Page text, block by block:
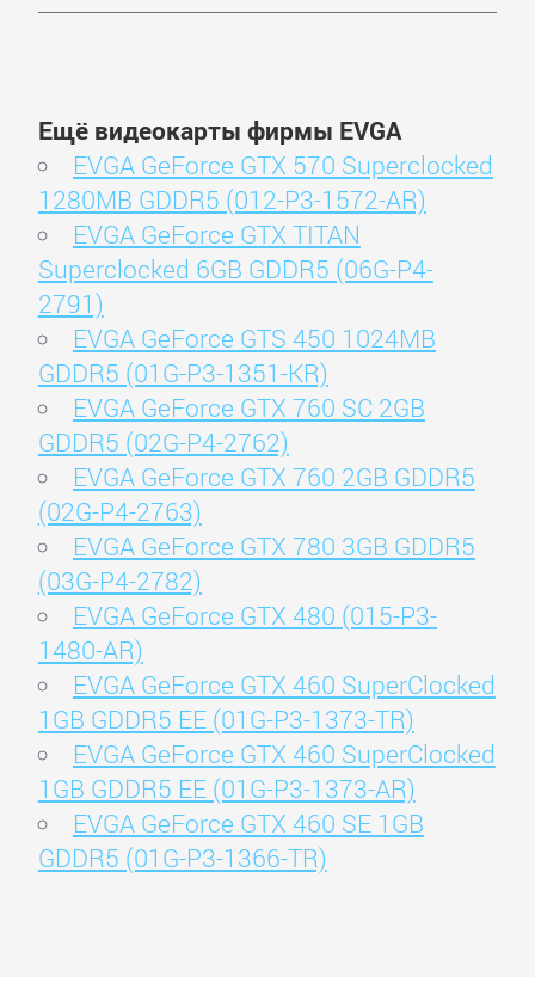
Ещё видеокарты фирмы EVGA
EVGA GeForce GTX 570 Superclocked
1280MB GDDR5 (012-P3-1572-AR)
EVGA GeForce GTX TITAN
Superclocked 6GB GDDR5 (06G-P4-
2791)
EVGA GeForce GTS 450 1024MB
GDDR5 (01G-P3-1351-KR)
EVGA GeForce GTX 760 SC 2GB
GDDR5 (02G-P4-2762)
EVGA GeForce GTX 760 2GB GDDR5
(02G-P4-2763)
EVGA GeForce GTX 780 3GB GDDR5
(03G-P4-2782)
EVGA GeForce GTX 480 (015-P3-
1480-AR)
EVGA GeForce GTX 460 SuperClocked
1GB GDDR5 EE (01G-P3-1373-TR)
EVGA GeForce GTX 460 SuperClocked
1GB GDDR5 EE (01G-P3-1373-AR)
EVGA GeForce GTX 460 SE 1GB
GDDR5 (01G-P3-1366-TR)